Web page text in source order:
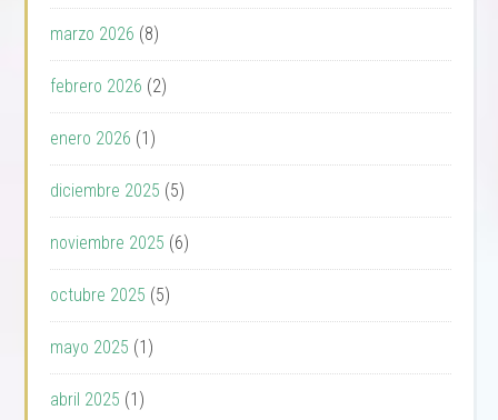
marzo 2026 (8)
febrero 2026 (2)
enero 2026 (1)
diciembre 2025 (5)
noviembre 2025 (6)
octubre 2025 (5)
mayo 2025 (1)
abril 2025 (1)